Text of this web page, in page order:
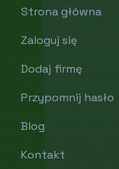
Strona główna
Zaloguj się
Dodaj firmę
Przypomnij hasło
Blog
Kontakt